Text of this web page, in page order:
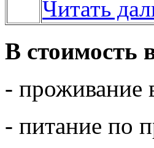
Читать
В стоимость
- проживание
- питание по